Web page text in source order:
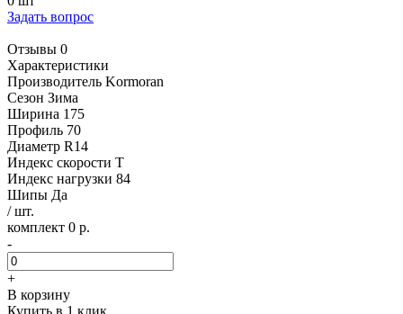
Задать вопрос
Отзывы 0
Характеристики
Производитель Kormoran
Сезон Зима
Ширина 175
Профиль 70
Диаметр R14
Индекс скорости T
Индекс нагрузки 84
Шипы Да
/ шт.
комплект 0 р.
-
+
В корзину
Купить в 1 клик